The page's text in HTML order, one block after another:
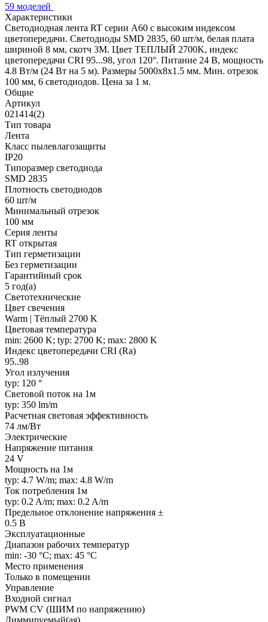
59 моделей
Характеристики
Светодиодная лента RT серии A60 с высоким индексом
цветопередачи. Светодиоды SMD 2835, 60 шт/м, белая плата
шириной 8 мм, скотч 3М. Цвет ТЕПЛЫЙ 2700K, индекс
цветопередачи CRI 95...98, угол 120°. Питание 24 В, мощность
4.8 Вт/м (24 Вт на 5 м). Размеры 5000х8х1.5 мм. Мин. отрезок
100 мм, 6 светодиодов. Цена за 1 м.
Общие
Артикул
021414(2)
Тип товара
Лента
Класс пылевлагозащиты
IP20
Типоразмер светодиода
SMD 2835
Плотность светодиодов
60 шт/м
Минимальный отрезок
100 мм
Серия ленты
RT открытая
Тип герметизации
Без герметизации
Гарантийный срок
5 год(а)
Светотехнические
Цвет свечения
Warm | Тёплый 2700 K
Цветовая температура
min: 2600 K; typ: 2700 K; max: 2800 K
Индекс цветопередачи CRI (Ra)
95..98
Угол излучения
typ: 120 °
Световой поток на 1м
typ: 350 lm/m
Расчетная световая эффективность
74 лм/Вт
Электрические
Напряжение питания
24 V
Мощность на 1м
typ: 4.7 W/m; max: 4.8 W/m
Ток потребления 1м
typ: 0.2 A/m; max: 0.2 A/m
Предельное отклонение напряжения ±
0.5 В
Эксплуатационные
Диапазон рабочих температур
min: -30 °C; max: 45 °C
Место применения
Только в помещении
Управление
Входной сигнал
PWM СV (ШИМ по напряжению)
Диммируемый(ая)